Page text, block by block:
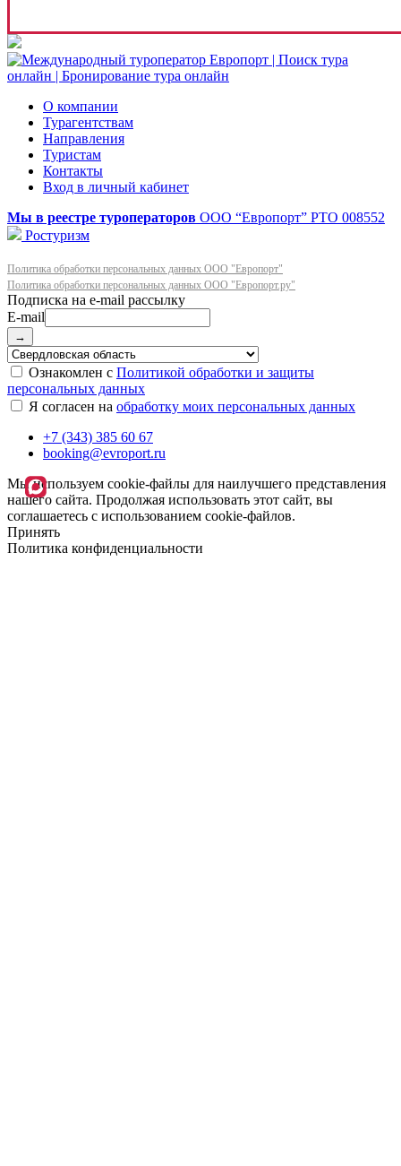
О компании
Турагентствам
Направления
Туристам
Контакты
Вход в личный кабинет
Мы в реестре туроператоров ООО “Европорт” РТО 008552
Ростуризм
Политика обработки персональных данных ООО "Европорт"
Политика обработки персональных данных ООО "Европорт.ру"
E-mail
→
Ознакомлен с Политикой обработки и защиты
персональных данных
Я согласен на обработку моих персональных данных
+7 (343) 385 60 67
booking@evroport.ru
Мы используем cookie-файлы для наилучшего представления
нашего сайта. Продолжая использовать этот сайт, вы
соглашаетесь с использованием cookie-файлов.
Принять
Политика конфиденциальности